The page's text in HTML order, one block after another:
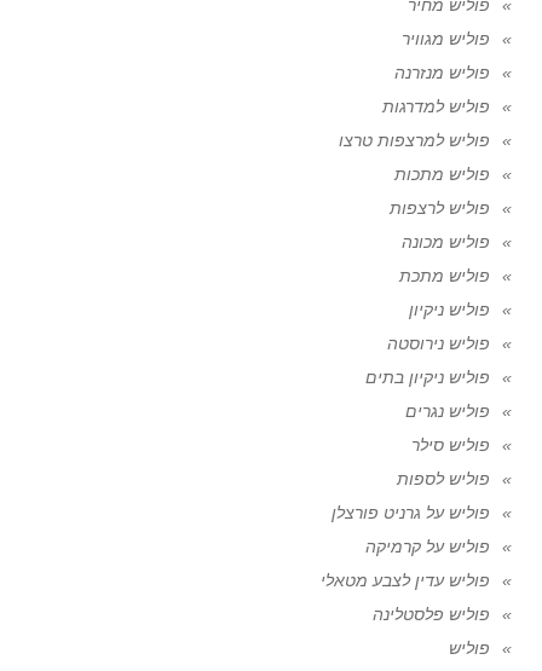
פוליש מחיר
פוליש מגוויר
פוליש מנזרנה
פוליש למדרגות
פוליש למרצפות טרצו
פוליש מתכות
פוליש לרצפות
פוליש מכונה
פוליש מתכת
פוליש ניקיון
פוליש נירוסטה
פוליש ניקיון בתים
פוליש נגרים
פוליש סילר
פוליש לספות
פוליש על גרניט פורצלן
פוליש על קרמיקה
פוליש עדין לצבע מטאלי
פוליש פלסטלינה
פוליש